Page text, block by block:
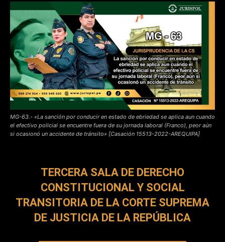
MG-63.- «La sanción por conducir en estado de ebriedad se aplica aun cuando
el efectivo policial se encuentre fuera de su jornada laboral (Franco), peor aún
si ocasionó un accidente de tránsito» [Casación 15513-2022-AREQUIPA]
TERCERA SALA DE DERECHO
CONSTITUCIONAL Y SOCIAL
TRANSITORIA DE LA CORTE SUPREMA
DE JUSTICIA DE LA REPÚBLICA